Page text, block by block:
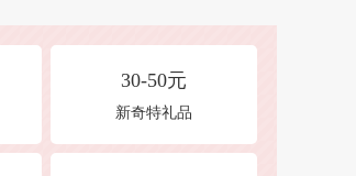
30-50元
新奇特礼品